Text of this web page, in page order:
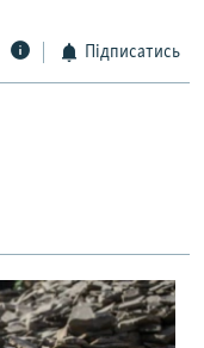
Підписатись